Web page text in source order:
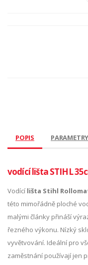
POPIS PARAMETRY
vodící lišta STIHL
Vodící lišta Stihl
této mimořádně ploché
malými články přináší
řezného výkonu. Nízký
vyvětvování. Ideální pro
zaměstnání používají jen